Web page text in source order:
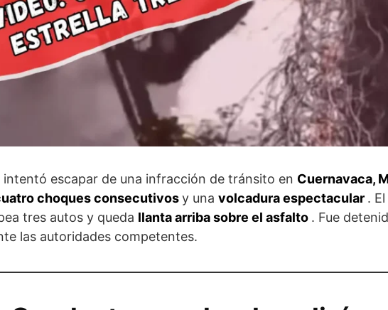
escapar de una infracción de tránsito en Cuernavaca,
choques consecutivosy una volcadura espectacular .
tres autos y queda llanta arriba sobre el asfalto . Fue
las autoridades competentes.